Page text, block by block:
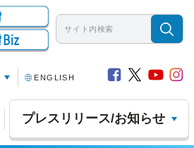
ENGLISH
プレスリリース/お知らせ